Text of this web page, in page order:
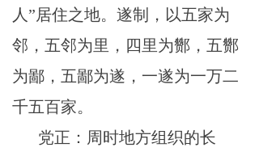
人”居住之地。遂制，以五家为
邻，五邻为里，四里为酂，五酂
为鄙，五鄙为遂，一遂为一万二
千五百家。
党正：周时地方组织的长